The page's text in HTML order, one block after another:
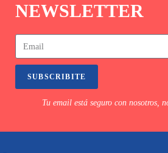
NEWSLETTER
SUBSCRIBITE
Tu email está seguro con nosotros,